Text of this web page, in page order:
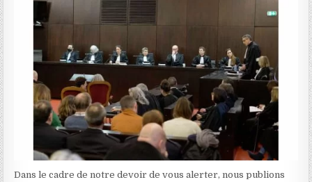
Dans le cadre de notre devoir de vous alerter, nous publions